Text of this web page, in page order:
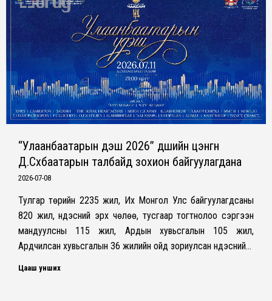
“Улаанбаатарын үдэш 2026” үдшийн цэнгүүн
Д.Сүхбаатарын талбайд зохион байгуулагдана
2026-07-08
Тулгар төрийн 2235 жил, Их Монгол Улс байгуулагдсаны
820 жил, Үндэсний эрх чөлөө, тусгаар тогтнолоо сэргээн
мандуулсны 115 жил, Ардын хувьсгалын 105 жил,
Ардчилсан хувьсгалын 36 жилийн ойд зориулсан Үндэсний…
Цааш унших